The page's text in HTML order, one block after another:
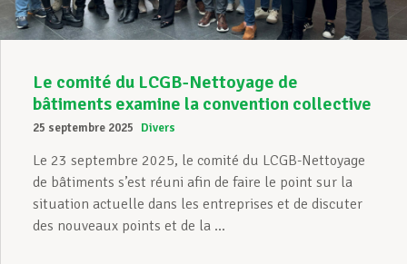
Le comité du LCGB-Nettoyage de
bâtiments examine la convention collective
25 septembre 2025 Divers
Le 23 septembre 2025, le comité du LCGB-Nettoyage
de bâtiments s’est réuni afin de faire le point sur la
situation actuelle dans les entreprises et de discuter
des nouveaux points et de la ...